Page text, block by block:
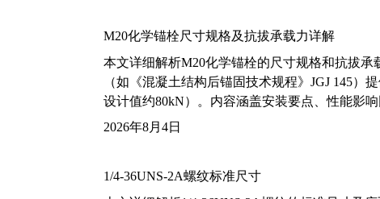
M20化学锚栓尺寸规格及抗拔承载力详解
本文详细解析M20化学锚栓的尺寸规格和抗拔
（如《混凝土结构后锚固技术规程》JGJ 145
设计值约80kN）。内容涵盖安装要点、性能影
2026年8月4日
1/4-36UNS-2A螺纹标准尺寸